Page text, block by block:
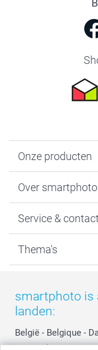
Onze producten
Fotoboeken
Fotocadeaus
Kaarten
Over smartphoto
Vacatures
Bestelproces
Privacy
Cookiebeleid
Reviews
Prijslijst
Service & contact
smartbonus
smartfriends
Affiliate
Thema's
Moederdag
Vaderdag
Huwelijk
smartphoto is
landen:
België - Belgique -